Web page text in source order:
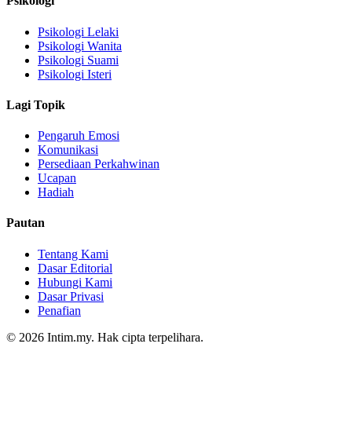
Psikologi Lelaki
Psikologi Wanita
Psikologi Suami
Psikologi Isteri
Lagi Topik
Pengaruh Emosi
Komunikasi
Persediaan Perkahwinan
Ucapan
Hadiah
Pautan
Tentang Kami
Dasar Editorial
Hubungi Kami
Dasar Privasi
Penafian
© 2026 Intim.my. Hak cipta terpelihara.